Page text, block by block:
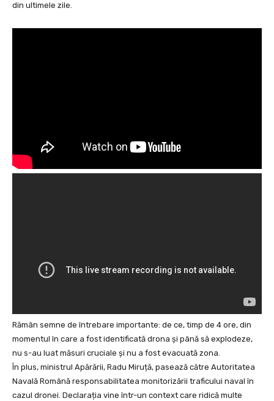
din ultimele zile.
Rămân semne de întrebare importante: de ce, timp de 4 ore, din
momentul în care a fost identificată drona și până să explodeze,
nu s-au luat măsuri cruciale și nu a fost evacuată zona.
În plus, ministrul Apărării, Radu Miruță, pasează către Autoritatea
Navală Română responsabilitatea monitorizării traficului naval în
cazul dronei. Declarația vine într-un context care ridică multe